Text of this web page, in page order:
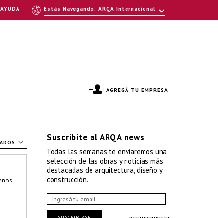
AGREGÁ TU EMPRESA
Suscribite al ARQA news
Todas las semanas te enviaremos una
selección de las obras y noticias más
destacadas de arquitectura, diseño y
construcción.
Estás Navegando: ARQA Internacional
AYUDA